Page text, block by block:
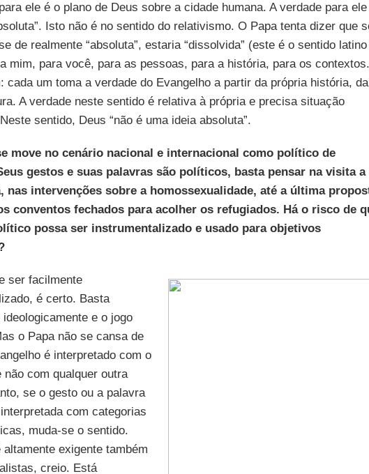
ele é o plano de Deus sobre a cidade humana. A verdade para
Isto não é no sentido do relativismo. O Papa tenta dizer que
de realmente “absoluta”, estaria “dissolvida” (este é o sentido
mim, para você, para as pessoas, para a história, para os
cada um toma a verdade do Evangelho a partir da própria história, da
A verdade neste sentido é relativa à própria e precisa situação
sentido, Deus “não é uma ideia absoluta”.
move no cenário nacional e internacional como político de
gestos e suas palavras são políticos, basta pensar na visita a
nas intervenções sobre a homossexualidade, até a última
conventos fechados para acolher os refugiados. Há o risco de
possa ser instrumentalizado e usado para objetivos
ser facilmente
é certo. Basta
e o jogo
o Papa não se cansa de
é interpretado com o
não com qualquer outra
se o gesto ou a palavra
com categorias
muda-se o sentido.
altamente exigente também
creio. Está